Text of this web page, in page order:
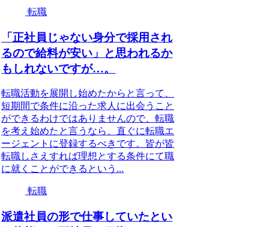
転職
「正社員じゃない身分で採用され
るので給料が安い」と思われるか
もしれないですが…。
転職活動を展開し始めたからと言って、
短期間で条件に沿った求人に出会うこと
ができるわけではありませんので、転職
を考え始めたと言うなら、直ぐに転職エ
ージェントに登録するべきです。皆が皆
転職しさえすれば理想とする条件にて職
に就くことができるという...
転職
派遣社員の形で仕事していたとい